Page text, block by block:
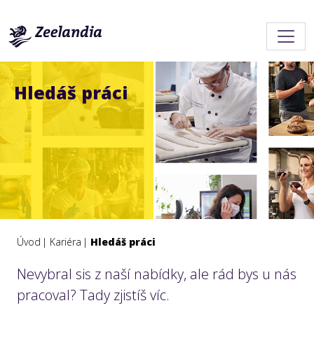
Hledáš práci
Úvod Kariéra Hledáš práci
Nevybral sis z naší nabídky, ale rád bys u nás
pracoval? Tady zjistíš víc.